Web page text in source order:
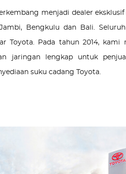
menjadi dealer
Jambi, Bengkulu dan Bali.
Toyota. Pada tahun 2014,
jaringan lengkap untuk
suku cadang Toyota.